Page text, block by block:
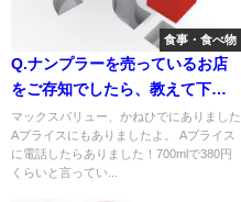
食事・食べ物
Q.ナンプラーを売っているお店
をご存知でしたら、教えて下さ
い！
マックスバリュー、かねひでにありました
Aプライスにもありましたよ。 Aプライス
に電話したらありました！700mlで380円
くらいと言ってい...